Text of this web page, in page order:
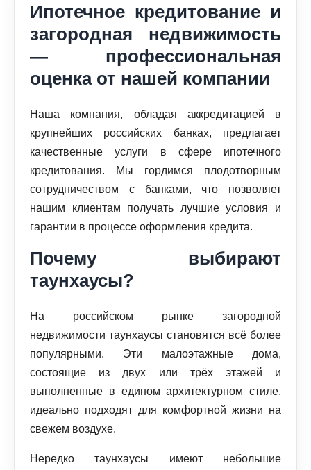
Ипотечное кредитование и
загородная недвижимость
— профессиональная
оценка от нашей компании
Наша компания, обладая аккредитацией в
крупнейших российских банках, предлагает
качественные услуги в сфере ипотечного
кредитования. Мы гордимся плодотворным
сотрудничеством с банками, что позволяет
нашим клиентам получать лучшие условия и
гарантии в процессе оформления кредита.
Почему выбирают
таунхаусы?
На российском рынке загородной
недвижимости таунхаусы становятся всё более
популярными. Эти малоэтажные дома,
состоящие из двух или трёх этажей и
выполненные в едином архитектурном стиле,
идеально подходят для комфортной жизни на
свежем воздухе.
Нередко таунхаусы имеют небольшие